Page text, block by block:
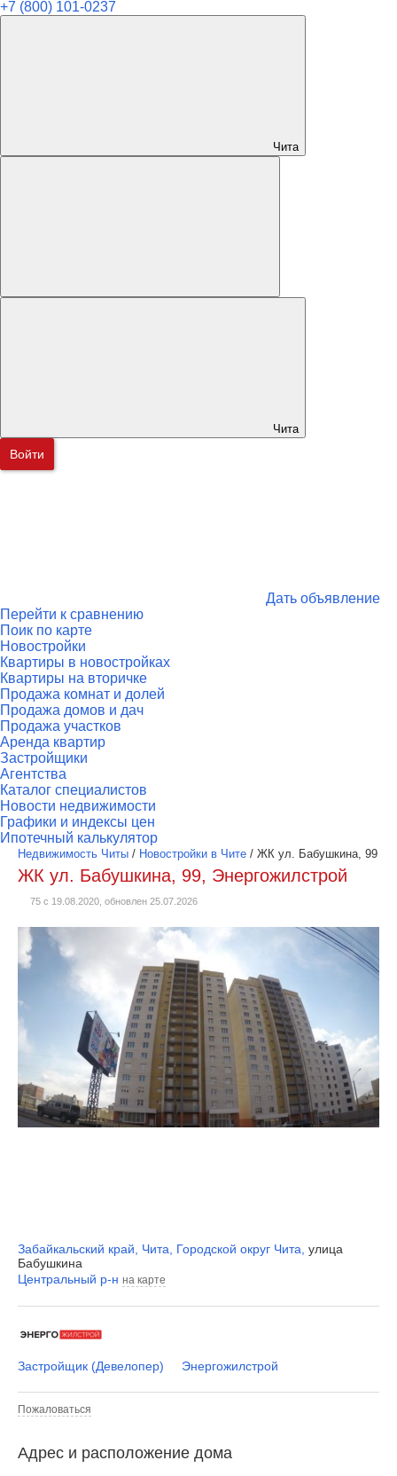
+7 (800) 101-0237
Чита
Чита
Войти
Дать объявление
Перейти к сравнению
Поик по карте
Новостройки
Квартиры в новостройках
Квартиры на вторичке
Продажа комнат и долей
Продажа домов и дач
Продажа участков
Аренда квартир
Застройщики
Агентства
Каталог специалистов
Новости недвижимости
Графики и индексы цен
Ипотечный калькулятор
Недвижимость Читы / Новостройки в Чите / ЖК ул. Бабушкина, 99
ЖК ул. Бабушкина, 99, Энергожилстрой
75 с 19.08.2020, обновлен 25.07.2026
Забайкальский край Чита Городской округ Чита улица
Бабушкина
Центральный р-н на карте
Застройщик (Девелопер) Энергожилстрой
Пожаловаться
Адрес и расположение дома